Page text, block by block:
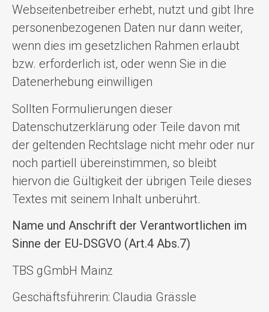
Webseitenbetreiber erhebt, nutzt und gibt Ihre
personenbezogenen Daten nur dann weiter,
wenn dies im gesetzlichen Rahmen erlaubt
bzw. erforderlich ist, oder wenn Sie in die
Datenerhebung einwilligen
Sollten Formulierungen dieser
Datenschutzerklärung oder Teile davon mit
der geltenden Rechtslage nicht mehr oder nur
noch partiell übereinstimmen, so bleibt
hiervon die Gültigkeit der übrigen Teile dieses
Textes mit seinem Inhalt unberührt.
Name und Anschrift der Verantwortlichen im
Sinne der EU-DSGVO (Art.4 Abs.7)
TBS gGmbH Mainz
Geschäftsführerin: Claudia Grässle